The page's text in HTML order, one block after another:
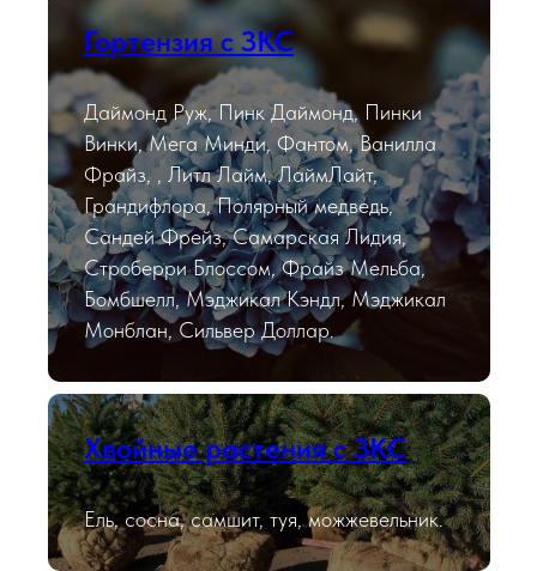
Гортензия с ЗКС
Даймонд Руж, Пинк Даймонд, Пинки
Винки, Мега Минди, Фантом, Ванилла
Фрайз, , Литл Лайм, ЛаймЛайт,
Грандифлора, Полярный медведь,
Сандей Фрейз, Самарская Лидия,
Строберри Блоссом, Фрайз Мельба,
Бомбшелл, Мэджикал Кэндл, Мэджикал
Монблан, Сильвер Доллар.
Хвойные растения с ЗКС
Ель, сосна, самшит, туя, можжевельник.